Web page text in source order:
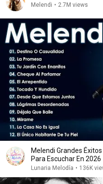
Melendi • 2.7M views
Melendi Grandes
Para Escuchar En 2026
Lunaria Melodía • 136K